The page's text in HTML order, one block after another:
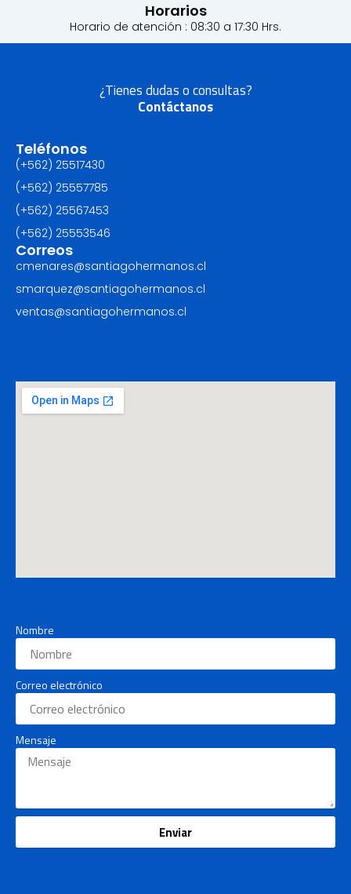
Horarios
Horario de atención : 08:30 a 17:30 Hrs.
¿Tienes dudas o consultas?
Contáctanos
Teléfonos
(+562) 25517430‬
(+562) 25557785
(+562) 25567453‬
(+562) ‪25553546
Correos
cmenares@santiagohermanos.cl
smarquez@santiagohermanos.cl
ventas@santiagohermanos.cl
Nombre
Correo electrónico
Mensaje
Enviar